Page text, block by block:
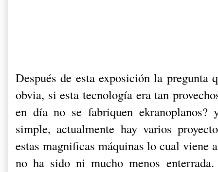
Después de esta exposición la pregunta
obvia, si esta tecnología era tan
en día no se fabriquen
simple, actualmente hay varios
estas magnificas máquinas lo cual viene
no ha sido ni mucho menos